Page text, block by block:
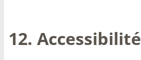
12. Accessibilité